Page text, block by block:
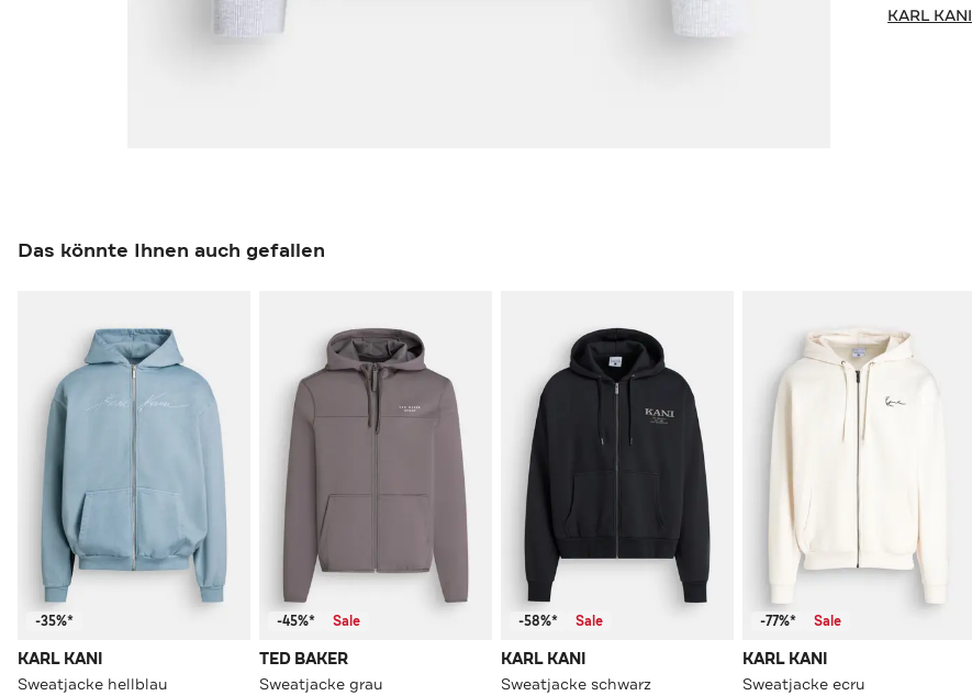
KARL KANI
Das könnte Ihnen auch gefallen
-35%*
KARL KANI
Sweatjacke hellblau
-45%* Sale
TED BAKER
Sweatjacke grau
-58%* Sale
KARL KANI
Sweatjacke schwarz
-77%* Sale
KARL KANI
Sweatjacke ecru